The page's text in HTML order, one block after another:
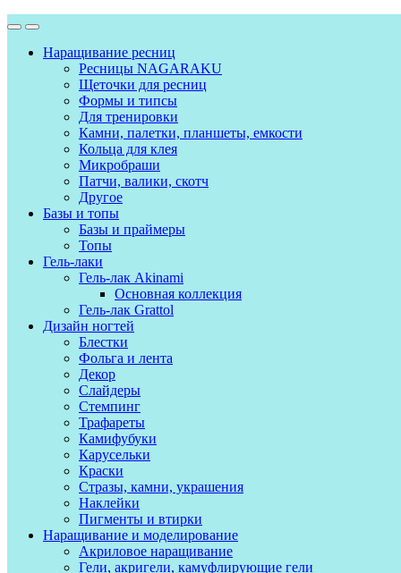
Наращивание ресниц
Ресницы NAGARAKU
Щеточки для ресниц
Формы и типсы
Для тренировки
Камни, палетки, планшеты, емкости
Кольца для клея
Микробраши
Патчи, валики, скотч
Другое
Базы и топы
Базы и праймеры
Топы
Гель-лаки
Гель-лак Akinami
Основная коллекция
Гель-лак Grattol
Дизайн ногтей
Блестки
Фольга и лента
Декор
Слайдеры
Стемпинг
Трафареты
Камифубуки
Карусельки
Краски
Стразы, камни, украшения
Наклейки
Пигменты и втирки
Наращивание и моделирование
Акриловое наращивание
Гели, акригели, камуфлирующие гели